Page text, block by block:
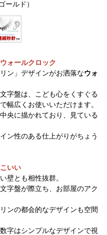
ールド）
ォールクロック
リン」デザインがお洒落なウォ
字盤は、こども心をくすぐる
幅広くお使いいただけます。
央に描かれており、見ている
ン性のある仕上がりがちょう
いい
壁とも相性抜群。
字盤が際立ち、お部屋のアク
ンの都会的なデザインも空間
字はシンプルなデザインで視